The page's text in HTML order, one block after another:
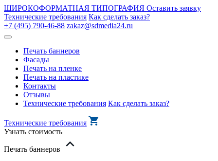
ШИРОКОФОРМАТНАЯ ТИПОГРАФИЯ Оставить заявку
Технические требования Как сделать заказ?
+7 (495) 790-46-88 zakaz@sdmedia24.ru
Печать баннеров
Фасады
Печать на пленке
Печать на пластике
Контакты
Отзывы
Технические требования Как сделать заказ?
Технические требования
Узнать стоимость
Печать баннеров